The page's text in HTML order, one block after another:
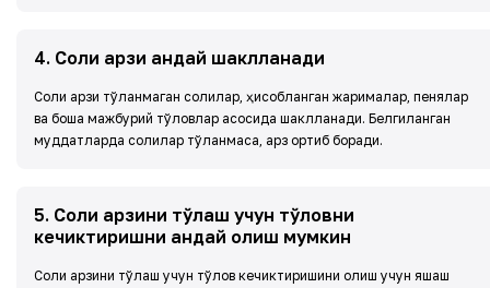
4. Солиқ қарзи қандай шаклланади
Солиқ қарзи тўланмаган солиқлар, ҳисобланган жарималар, пенялар
ва бошқа мажбурий тўловлар асосида шаклланади. Белгиланган
муддатларда солиқлар тўланмаса, қарз ортиб боради.
5. Солиқ қарзини тўлаш учун тўловни
кечиктиришни қандай олиш мумкин
Солиқ қарзини тўлаш учун тўлов кечиктиришини олиш учун яшаш